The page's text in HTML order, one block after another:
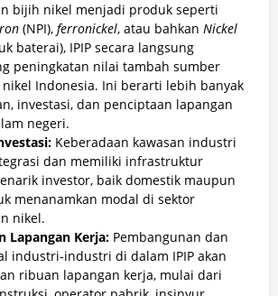
bijih nikel menjadi produk seperti
(NPI), ferronickel, atau bahkan Nickel
baterai), IPIP secara langsung
peningkatan nilai tambah sumber
nikel Indonesia. Ini berarti lebih banyak
investasi, dan penciptaan lapangan
negeri.
Keberadaan kawasan industri
dan memiliki infrastruktur
investor, baik domestik maupun
menanamkan modal di sektor
nikel.
Lapangan Kerja: Pembangunan dan
industri-industri di dalam IPIP akan
ribuan lapangan kerja, mulai dari